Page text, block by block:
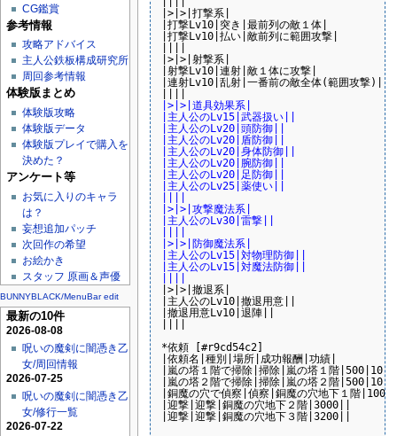
CG鑑賞
参考情報
攻略アドバイス
主人公鉄板構成研究所
周回参考情報
体験版まとめ
体験版攻略
体験版データ
体験版プレイで購入を
決めた？
アンケート等
お気に入りのキャラ
は？
妄想追加パッチ
次回作の希望
お絵かき
スタッフ 原画＆声優
BUNNYBLACK/MenuBar edit
最新の10件
2026-08-08
呪いの魔剣に闇憑き乙
女/周回情報
2026-07-25
呪いの魔剣に闇憑き乙
女/修行一覧
2026-07-22
|>|>|打撃系|
|打撃Lv10|突き|最前列の敵１体|
|打撃Lv10|払い|敵前列に範囲攻撃|
|>|>|射撃系|
|射撃Lv10|連射|敵１体に攻撃|
|連射Lv10|乱射|一番前の敵全体(範囲攻撃)|
|>|>|道具効果系|
|主人公のLv15|武器扱い||
|主人公のLv20|頭防御||
|主人公のLv20|盾防御||
|主人公のLv20|身体防御||
|主人公のLv20|腕防御||
|主人公のLv20|足防御||
|主人公のLv25|薬使い||
|>|>|攻撃魔法系|
|主人公のLv30|雷撃||
|>|>|防御魔法系|
|主人公のLv15|対物理防御||
|主人公のLv15|対魔法防御||
|>|>|撤退系|
|主人公のLv10|撤退用意||
|撤退用意Lv10|退陣||
*依頼 [#r9cd54c2]
|依頼名|種別|場所|成功報酬|功績|
|嵐の塔１階で掃除|掃除|嵐の塔１階|500|10|
|嵐の塔２階で掃除|掃除|嵐の塔２階|500|10|
|銅魔の穴で偵察|偵察|銅魔の穴地下１階
|迎撃|迎撃|銅魔の穴地下２階|3000||
|迎撃|迎撃|銅魔の穴地下３階|3200||